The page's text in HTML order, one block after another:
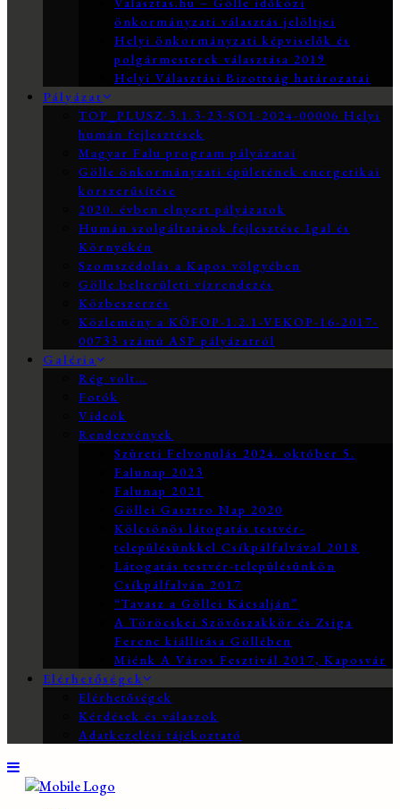
önkormányzati választás jelöltjei
Helyi önkormányzati képviselők és
polgármesterek választása 2019
Helyi Választási Bizottság határozatai
Pályázat
TOP_PLUSZ-3.1.3-23-SO1-2024-00006 Helyi
humán fejlesztések
Magyar Falu program pályázatai
Gölle önkormányzati épületének energetikai
korszerűsítése
2020. évben elnyert pályázatok
Humán szolgáltatások fejlesztése Igal és
Környékén
Szomszédolás a Kapos völgyében
Gölle belterületi vízrendezés
Közbeszerzés
Közlemény a KÖFOP-1.2.1-VEKOP-16-2017-
00733 számú ASP pályázatról
Galéria
Rég volt…
Fotók
Videók
Rendezvények
Szüreti Felvonulás 2024. október 5.
Falunap 2023
Falunap 2021
Göllei Gasztro Nap 2020
Kölcsönös látogatás testvér-
településünkkel Csíkpálfalvával 2018
Látogatás testvér-településünkön
Csíkpálfalván 2017
“Tavasz a Göllei Kácsalján”
A Töröcskei Szövőszakkör és Zsiga
Ferenc kiállítása Göllében
Miénk A Város Fesztivál 2017, Kaposvár
Elérhetőségek
Elérhetőségek
Kérdések és válaszok
Adatkezelési tájékoztató